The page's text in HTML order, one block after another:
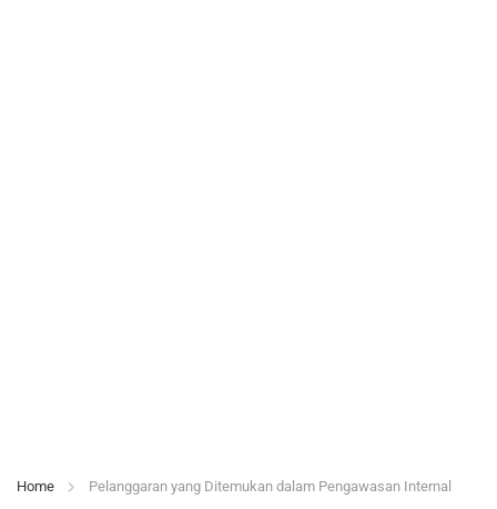
Home Pelanggaran yang Ditemukan dalam Pengawasan Internal